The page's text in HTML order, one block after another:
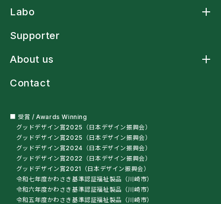
アームスリングケープ
アームスリング標準型
アームストラップシャツ
多機能レインウェア
ペットボトルオープナー
Labo
Supporter
About us
ニュース
会社概要
Contact
■ 受賞 / Awards Winning
グッドデザイン賞2025（日本デザイン振興会）
グッドデザイン賞2025（日本デザイン振興会）
グッドデザイン賞2024（日本デザイン振興会）
グッドデザイン賞2022（日本デザイン振興会）
グッドデザイン賞2021（日本デザイン振興会）
令和七年度かわさき基準認証福祉製品（川崎市）
令和六年度かわさき基準認証福祉製品（川崎市）
令和五年度かわさき基準認証福祉製品（川崎市）